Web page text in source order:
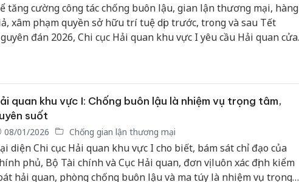
tăng cường công tác chống buôn lậu, gian lận thương mại, hàng
xâm phạm quyền sở hữu trí tuệ dịp trước, trong và sau Tết
đán 2026, Chi cục Hải quan khu vực I yêu cầu Hải quan cửa
bay quốc tế, kịp thời phát hiện, xử lý vi phạm, triệt phá các
dây buôn lậu xuyên quốc gia.
quan khu vực I: Chống buôn lậu là nhiệm vụ trọng tâm,
suốt
08/01/2026 Chống gian lận thương mại
diện Chi cục Hải quan khu vực I cho biết, bám sát chỉ đạo của
phủ, Bộ Tài chính và Cục Hải quan, đơn vị luôn xác định kiểm
hải quan, phòng chống buôn lậu và ma túy là nhiệm vụ trọng